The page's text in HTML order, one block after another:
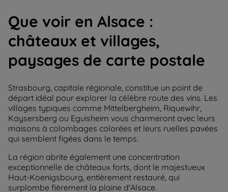
Que voir en Alsace :
châteaux et villages,
paysages de carte postale
Strasbourg, capitale régionale, constitue un point de
départ idéal pour explorer la célèbre route des vins. Les
villages typiques comme Mittelbergheim, Riquewihr,
Kaysersberg ou Eguisheim vous charmeront avec leurs
maisons à colombages colorées et leurs ruelles pavées
qui semblent figées dans le temps.
La région abrite également une concentration
exceptionnelle de châteaux forts, dont le majestueux
Haut-Koenigsbourg, entièrement restauré, qui
surplombe fièrement la plaine d'Alsace.